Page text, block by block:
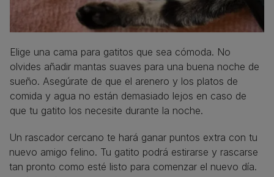
Elige una cama para gatitos que sea cómoda. No
olvides añadir mantas suaves para una buena noche de
sueño. Asegúrate de que el arenero y los platos de
comida y agua no están demasiado lejos en caso de
que tu gatito los necesite durante la noche.
Un rascador cercano te hará ganar puntos extra con tu
nuevo amigo felino. Tu gatito podrá estirarse y rascarse
tan pronto como esté listo para comenzar el nuevo día.